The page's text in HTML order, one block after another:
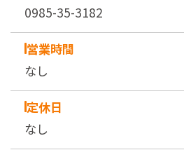
0985-35-3182
営業時間
なし
定休日
なし